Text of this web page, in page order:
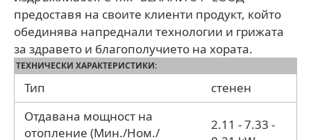
предоставя на своите клиенти продукт, който
обединява напреднали технологии и грижата
за здравето и благополучието на хората.
ТЕХНИЧЕСКИ ХАРАКТЕРИСТИКИ:
Тип
стенен
Отдавана мощност на
отопление (Мин./Ном./
2.11 - 7.33 -